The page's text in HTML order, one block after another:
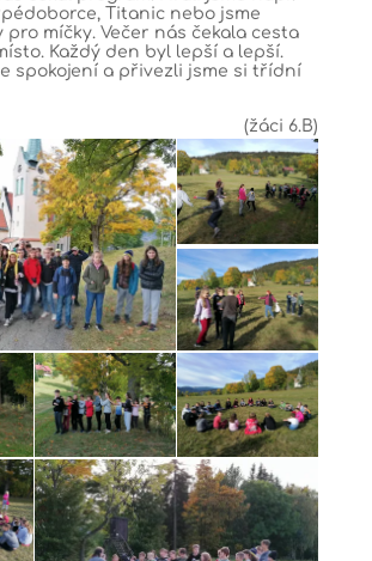
Titanic nebo jsme
míčky. Večer nás čekala cesta
Každý den byl lepší a lepší.
spokojení a přivezli jsme si třídní
(žáci 6.B)